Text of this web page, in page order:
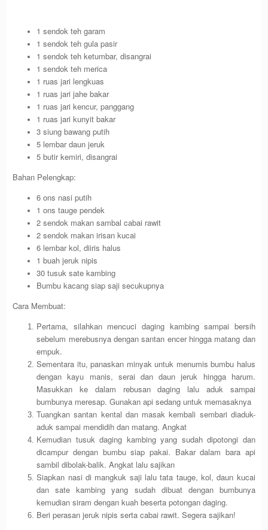
1 sendok teh garam
1 sendok teh gula pasir
1 sendok teh ketumbar, disangrai
1 sendok teh merica
1 ruas jari lengkuas
1 ruas jari jahe bakar
1 ruas jari kencur, panggang
1 ruas jari kunyit bakar
3 siung bawang putih
5 lembar daun jeruk
5 butir kemiri, disangrai
Bahan Pelengkap:
6 ons nasi putih
1 ons tauge pendek
2 sendok makan sambal cabai rawit
2 sendok makan irisan kucai
6 lembar kol, diiris halus
1 buah jeruk nipis
30 tusuk sate kambing
Bumbu kacang siap saji secukupnya
Cara Membuat:
Pertama, silahkan mencuci daging kambing sampai bersih
sebelum merebusnya dengan santan encer hingga matang dan
empuk.
Sementara itu, panaskan minyak untuk menumis bumbu halus
dengan kayu manis, serai dan daun jeruk hingga harum.
Masukkan ke dalam rebusan daging lalu aduk sampai
bumbunya meresap. Gunakan api sedang untuk memasaknya
Tuangkan santan kental dan masak kembali sembari diaduk-
aduk sampai mendidih dan matang. Angkat
Kemudian tusuk daging kambing yang sudah dipotongi dan
dicampur dengan bumbu siap pakai. Bakar dalam bara api
sambil dibolak-balik. Angkat lalu sajikan
Siapkan nasi di mangkuk saji lalu tata tauge, kol, daun kucai
dan sate kambing yang sudah dibuat dengan bumbunya
kemudian siram dengan kuah beserta potongan daging.
Beri perasan jeruk nipis serta cabai rawit. Segera sajikan!